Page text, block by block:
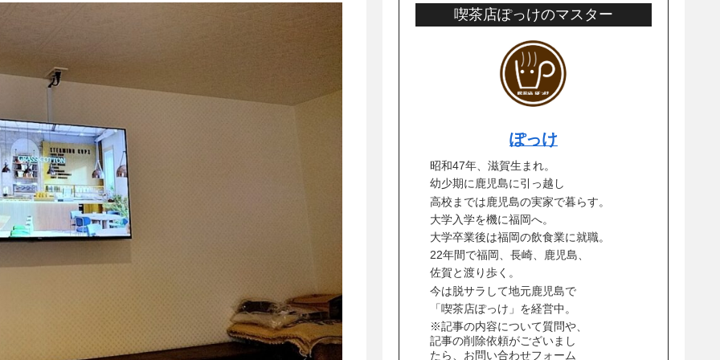
喫茶店ぽっけのマスター
ぽっけ
昭和47年、滋賀生まれ。
幼少期に鹿児島に引っ越し
高校までは鹿児島の実家で暮らす。
大学入学を機に福岡へ。
大学卒業後は福岡の飲食業に就職。
22年間で福岡、長崎、鹿児島、
佐賀と渡り歩く。
今は脱サラして地元鹿児島で
「喫茶店ぽっけ」を経営中。
※記事の内容について質問や、
記事の削除依頼がございまし
たら、お問い合わせフォーム